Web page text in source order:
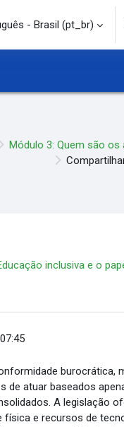
pesquisa
- Brasil ‎(pt_br)‎
Módulo 3: Quem são os
inclusiva e o
burocrática,
de atuar baseados
A legislação
física e recursos de